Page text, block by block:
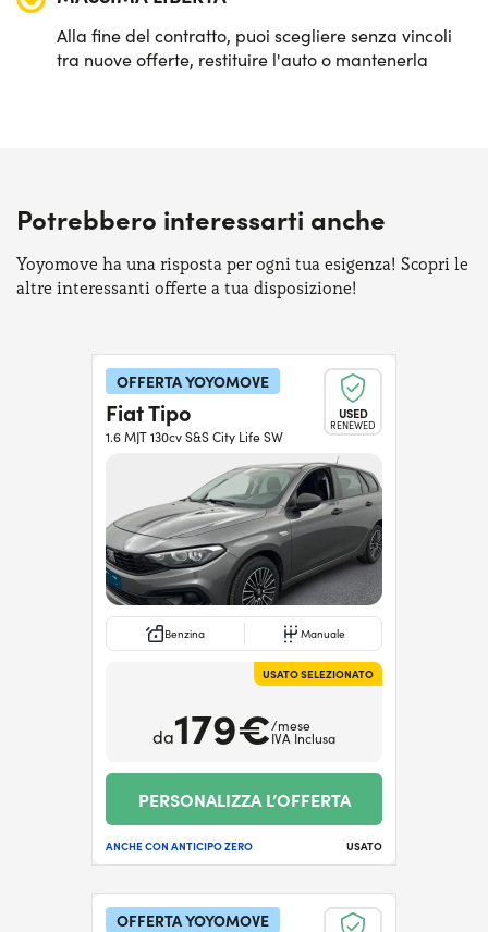
Alla fine del contratto, puoi scegliere senza vincoli
tra nuove offerte, restituire l'auto o mantenerla
Potrebbero interessarti anche
Yoyomove ha una risposta per ogni tua esigenza! Scopri le
altre interessanti offerte a tua disposizione!
OFFERTA YOYOMOVE
USED
RENEWED
Fiat Tipo
1.6 MJT 130cv S&S City Life SW
Benzina Manuale
USATO SELEZIONATO
da179€/mese
IVA Inclusa
PERSONALIZZA L’OFFERTA
ANCHE CON ANTICIPO ZERO USATO
OFFERTA YOYOMOVE